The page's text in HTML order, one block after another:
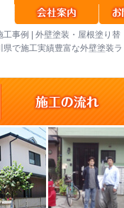
事例 | 外壁塗装・屋根塗り替
で施工実績豊富な外壁塗装ラ